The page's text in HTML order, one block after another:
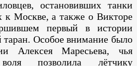
остановивших танки
к Москве, а также о Викторе
первый в истории
Особое внимание было
Алексея Маресьева, чья
воля позволила лётчику